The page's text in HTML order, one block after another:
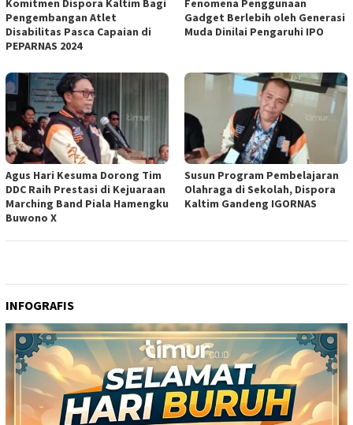
Komitmen Dispora Kaltim Bagi
Pengembangan Atlet
Disabilitas Pasca Capaian di
PEPARNAS 2024
Fenomena Penggunaan
Gadget Berlebih oleh Generasi
Muda Dinilai Pengaruhi IPO
Agus Hari Kesuma Dorong Tim
DDC Raih Prestasi di Kejuaraan
Marching Band Piala Hamengku
Buwono X
Susun Program Pembelajaran
Olahraga di Sekolah, Dispora
Kaltim Gandeng IGORNAS
INFOGRAFIS